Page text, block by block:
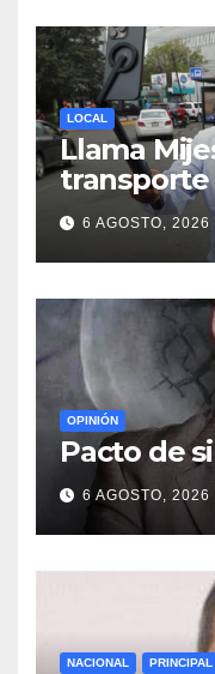
LOCAL
Llama
transporte
6 AGOSTO, 2026
OPINIÓN
Pacto de
6 AGOSTO, 2026
NACIONAL PRINCIPAL